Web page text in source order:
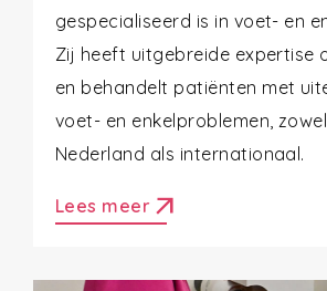
gespecialiseerd is in voet- en
Zij heeft uitgebreide expertise
en behandelt patiënten met
voet- en enkelproblemen,
Nederland als internationaal.
Lees meer arrow_outward